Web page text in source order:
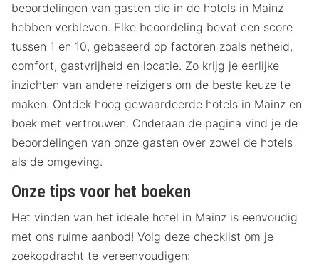
beoordelingen van gasten die in de hotels in Mainz
hebben verbleven. Elke beoordeling bevat een score
tussen 1 en 10, gebaseerd op factoren zoals netheid,
comfort, gastvrijheid en locatie. Zo krijg je eerlijke
inzichten van andere reizigers om de beste keuze te
maken. Ontdek hoog gewaardeerde hotels in Mainz en
boek met vertrouwen. Onderaan de pagina vind je de
beoordelingen van onze gasten over zowel de hotels
als de omgeving.
Onze tips voor het boeken
Het vinden van het ideale hotel in Mainz is eenvoudig
met ons ruime aanbod! Volg deze checklist om je
zoekopdracht te vereenvoudigen: